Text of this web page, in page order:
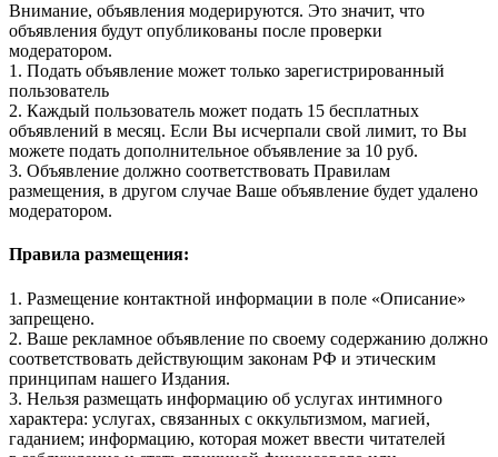
Внимание, объявления модерируются. Это значит, что
объявления будут опубликованы после проверки
модератором.
1. Подать объявление может только зарегистрированный
пользователь
2. Каждый пользователь может подать 15 бесплатных
объявлений в месяц. Если Вы исчерпали свой лимит, то Вы
можете подать дополнительное объявление за 10 руб.
3. Объявление должно соответствовать Правилам
размещения, в другом случае Ваше объявление будет удалено
модератором.
Правила размещения:
1. Размещение контактной информации в поле «Описание»
запрещено.
2. Ваше рекламное объявление по своему содержанию должно
соответствовать действующим законам РФ и этическим
принципам нашего Издания.
3. Нельзя размещать информацию об услугах интимного
характера: услугах, связанных с оккультизмом, магией,
гаданием; информацию, которая может ввести читателей